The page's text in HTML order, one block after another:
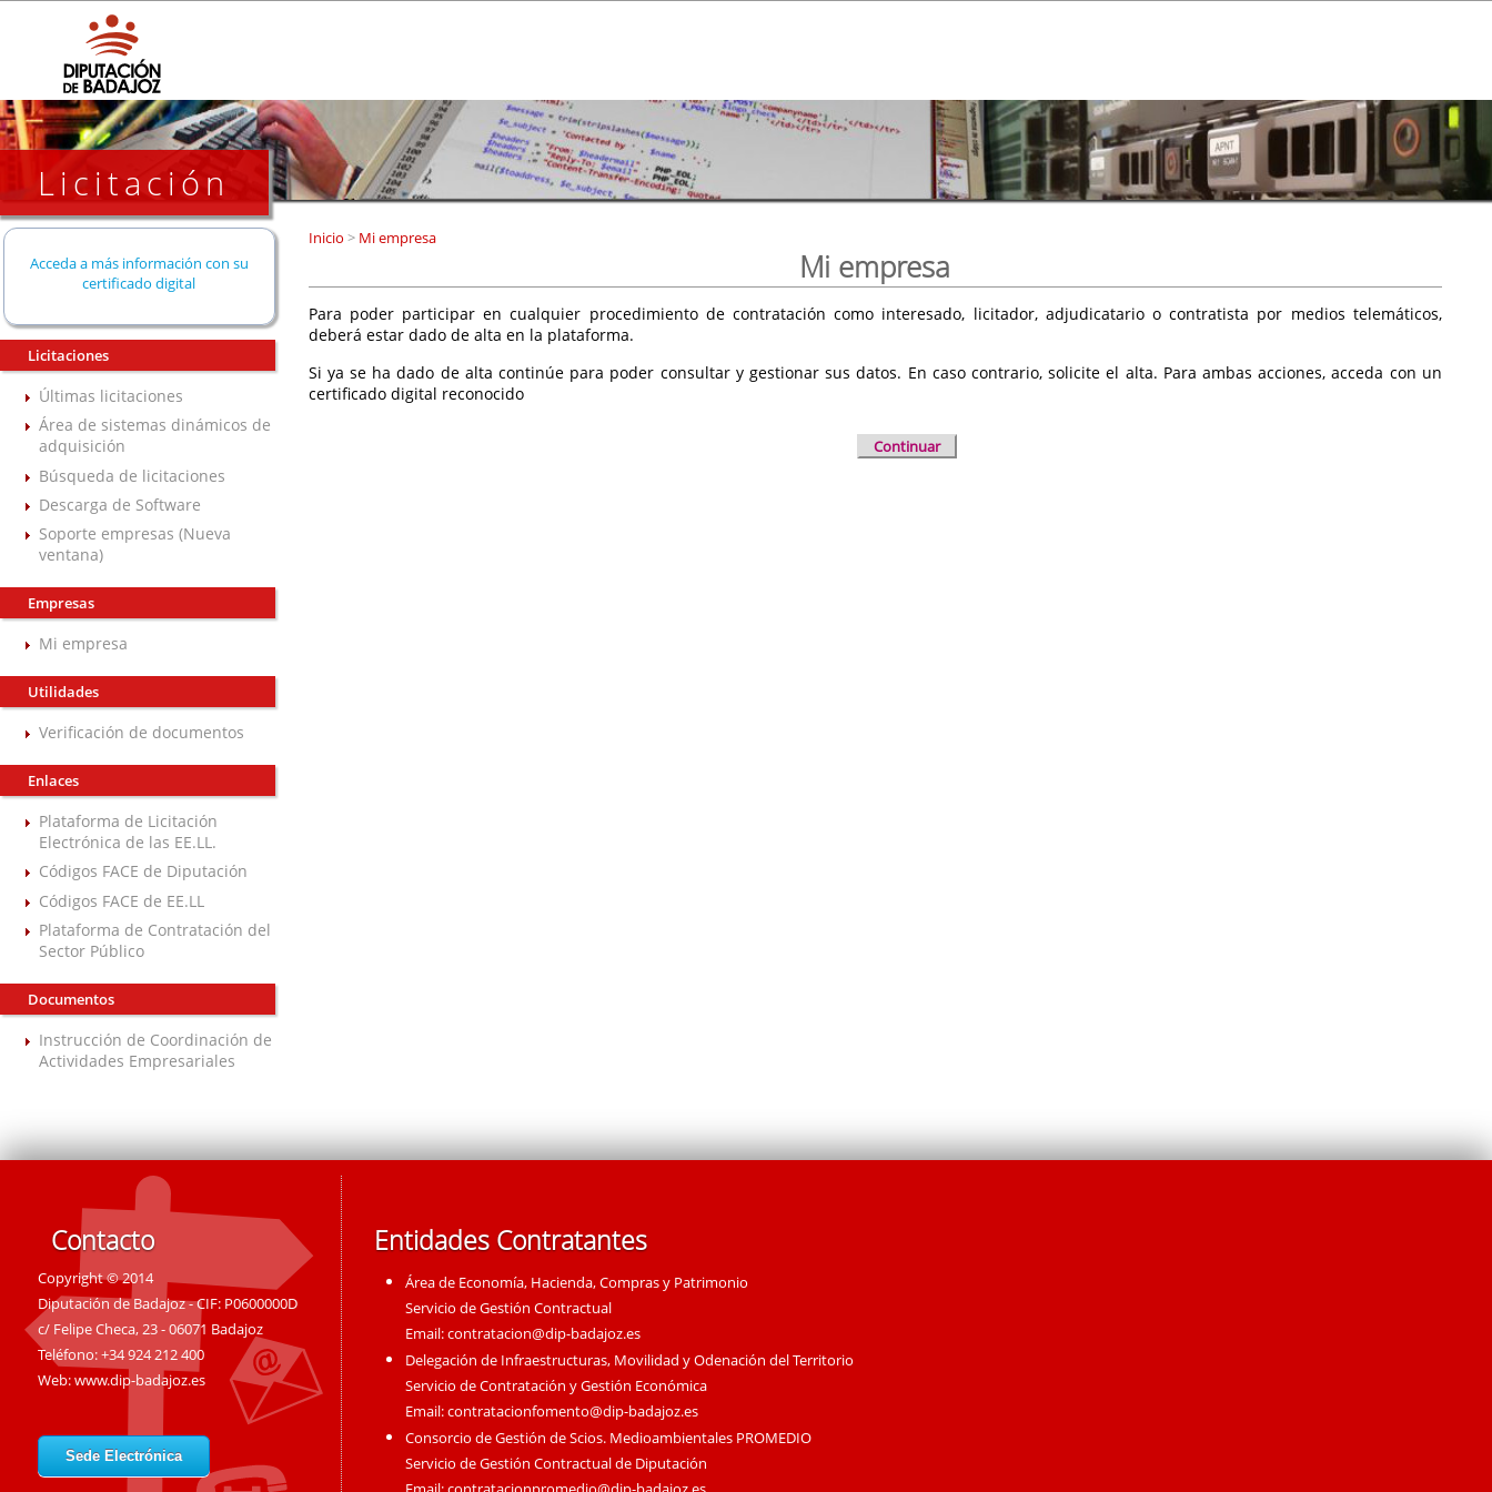
Licitación
Acceda a más información con su
certificado digital
Licitaciones
Últimas licitaciones
Área de sistemas dinámicos de
adquisición
Búsqueda de licitaciones
Descarga de Software
Soporte empresas (Nueva
ventana)
Empresas
Mi empresa
Utilidades
Verificación de documentos
Enlaces
Plataforma de Licitación
Electrónica de las EE.LL.
Códigos FACE de Diputación
Códigos FACE de EE.LL
Plataforma de Contratación del
Sector Público
Documentos
Instrucción de Coordinación de
Actividades Empresariales
Inicio >Mi empresa
Mi empresa
Para poder participar en cualquier procedimiento de contratación como interesado, licitador, adjudicatario o contratista por medios telemáticos,
deberá estar dado de alta en la plataforma.
Si ya se ha dado de alta continúe para poder consultar y gestionar sus datos. En caso contrario, solicite el alta. Para ambas acciones, acceda con un
certificado digital reconocido
Continuar
Contacto
Copyright © 2014
Diputación de Badajoz - CIF: P0600000D
c/ Felipe Checa, 23 - 06071 Badajoz
Teléfono: +34 924 212 400
Web:www.dip-badajoz.es
Sede Electrónica
Entidades Contratantes
Área de Economía, Hacienda, Compras y Patrimonio
Servicio de Gestión Contractual
Email:contratacion@dip-badajoz.es
Delegación de Infraestructuras, Movilidad y Odenación del Territorio
Servicio de Contratación y Gestión Económica
Email:contratacionfomento@dip-badajoz.es
Consorcio de Gestión de Scios. Medioambientales PROMEDIO
Servicio de Gestión Contractual de Diputación